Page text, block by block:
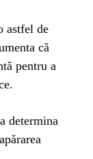
astfel de
că
pentru a
determina